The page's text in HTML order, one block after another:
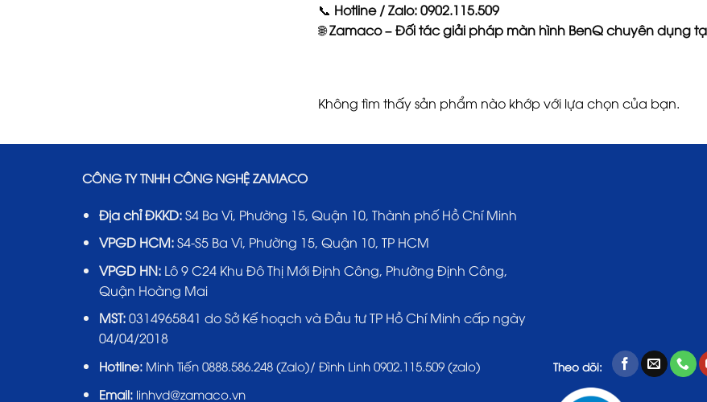
📞 Hotline / Zalo: 0902.115.509
🌐Zamaco – Đối tác giải pháp màn hình BenQ chuyên dụng
Không tìm thấy sản phẩm nào khớp với lựa chọn của bạn.
CÔNG TY TNHH CÔNG NGHỆ ZAMACO
Địa chỉ ĐKKD:S4 Ba Vì, Phường 15, Quận 10, Thành phố Hồ Chí Minh
VPGD HCM:S4-S5 Ba Vì, Phường 15, Quận 10, TP HCM
VPGD HN:Lô 9 C24 Khu Đô Thị Mới Định Công, Phường Định Công,
Quận Hoàng Mai
MST:0314965841 do Sở Kế hoạch và Đầu tư TP Hồ Chí Minh cấp ngày
04/04/2018
Hotline: Minh Tiến 0888.586.248 (Zalo)/ Đình Linh 0902.115.509 (zalo)
Email:linhvd@zamaco.vn
Theo dõi: